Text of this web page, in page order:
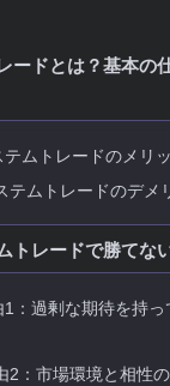
ードとは？基本の
テムトレードのメリ
テムトレードのデメ
トレードで勝てな
1：過剰な期待を持っ
2：市場環境と相性